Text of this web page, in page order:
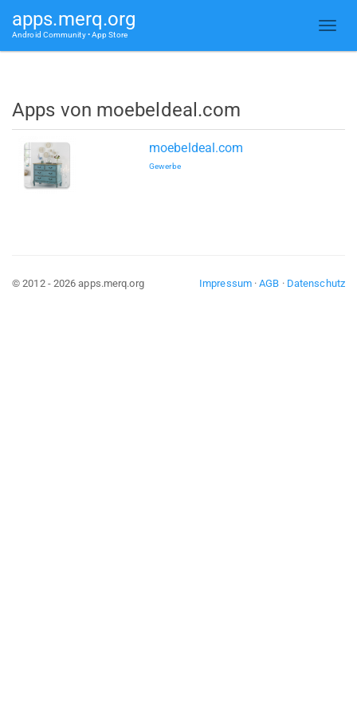
apps.merq.org
Android Community • App Store
Apps von moebeldeal.com
moebeldeal.com
Gewerbe
Impressum·AGB · Datenschutz
© 2012 - 2026 apps.merq.org